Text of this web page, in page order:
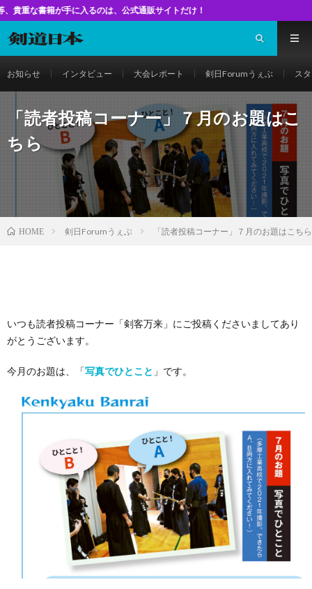
に入るのは、公式通販サイトだけ！
お知らせ インタビュー 大会レポート 剣日Forumうぇぶ ス
「読者投稿コーナー」７月のお題はこ
ちら
HOME 剣日Forumうぇぶ 「読者投稿コーナー」７月のお題はこちら
いつも読者投稿コーナー「剣客万来」にご投稿くださいましてあり
がとうございます。
今月のお題は、「写真でひとこと 」です。